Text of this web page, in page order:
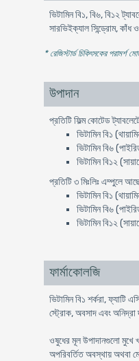
ভিটামিন বি১, বি৬, বি১২
সারভিইক্যাল সিন্ড্রোম, কাঁধ ও
* রেজিস্টার্ড চিকিৎসকের পরামর্শ
উপাদান
প্রতিটি ফিল্ম কোটেড
ভিটামিন বি১
ভিটামিন বি৬
ভিটামিন বি১২
প্রতিটি ৩ মিঃলিঃ এম্পুলে
ভিটামিন বি১
ভিটামিন বি৬
ভিটামিন বি১২
ফার্মাকোলজি
ভিটামিন বি১ শর্করা,
স্ট্রোক, অবসাদ এবং অনিদ্রা
ওষুধের মূল উপাদানগুলো মুখে
অপরিবর্তিত অবস্থায় অথবা